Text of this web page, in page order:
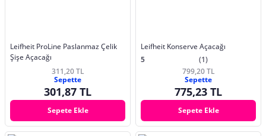
Leifheit ProLine Paslanmaz Çelik
Şişe Açacağı
311,20 TL
Sepette
301,87 TL
Sepete Ekle
Leifheit Konserve Açacağı
5
(1)
799,20 TL
Sepette
775,23 TL
Sepete Ekle